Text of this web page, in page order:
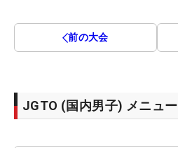
前の大会
JGTO (国内男子) メニュー